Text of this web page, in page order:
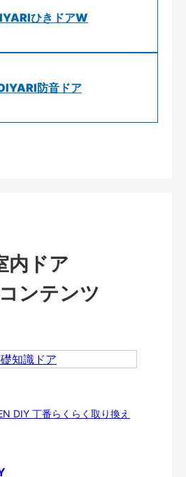
ひきドアW
防音ドア
内ドア
ンテンツ